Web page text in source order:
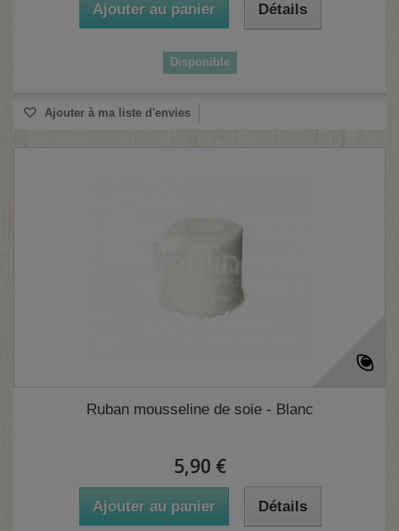
Ajouter au panier Détails
Disponible
Ajouter à ma liste d'envies
Ruban mousseline de soie - Blanc
5,90 €
Ajouter au panier Détails